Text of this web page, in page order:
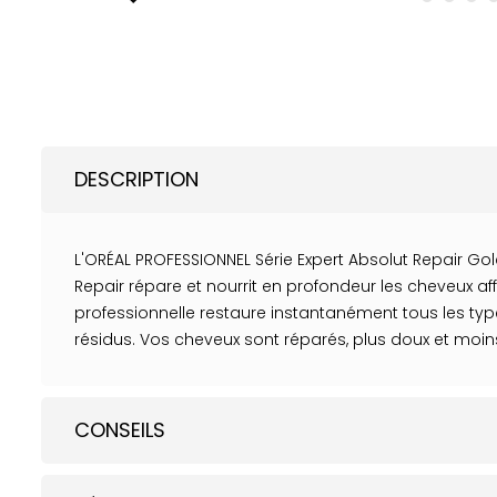
DESCRIPTION
L'ORÉAL PROFESSIONNEL Série Expert Absolut
Repair répare et nourrit en profondeur les cheveux
professionnelle restaure instantanément tous les
résidus. Vos cheveux sont réparés, plus doux et
CONSEILS